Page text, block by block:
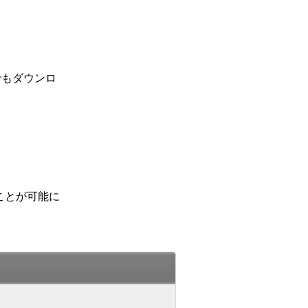
ダウンロ
とが可能に